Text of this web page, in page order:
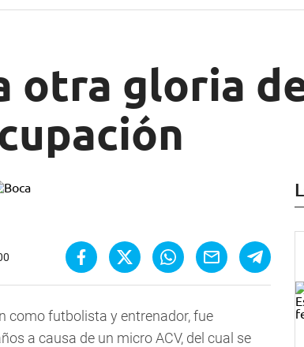
otra gloria
como futbolista y entrenador, fue
a causa de un micro ACV, del cual se